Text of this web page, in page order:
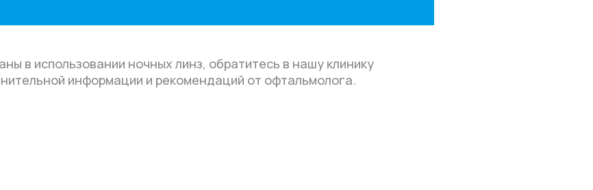
в использовании ночных линз, обратитесь в нашу клинику
информации и рекомендаций от офтальмолога.